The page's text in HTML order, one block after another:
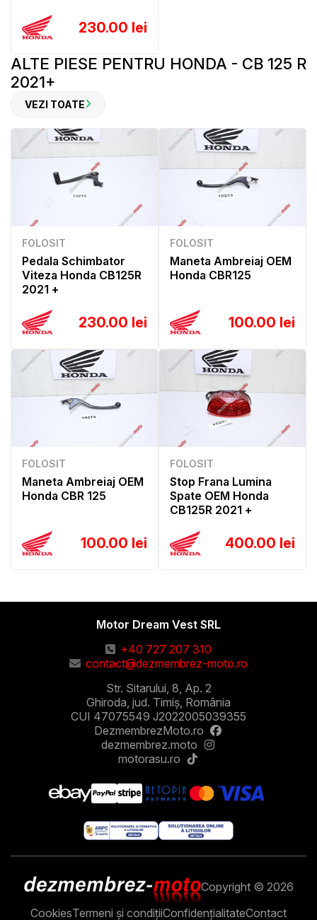
230.00 lei
ALTE PIESE PENTRU HONDA - CB 125 R
2021+
VEZI TOATE
FOLOSIT
Pedala Schimbator
Viteza Honda CB125R
2021 +
230.00 lei
FOLOSIT
Maneta Ambreiaj OEM
Honda CBR125
100.00 lei
FOLOSIT
Maneta Ambreiaj OEM
Honda CBR 125
100.00 lei
FOLOSIT
Stop Frana Lumina
Spate OEM Honda
CB125R 2021 +
400.00 lei
Motor Dream Vest SRL
+40 727 207 310
contact@dezmembrez-moto.ro
Str. Sitarului, 8, Ap. 2
Ghiroda, jud. Timiș, România
CUI 47075549 J2022005039355
DezmembrezMoto.ro
dezmembrez.moto
motorasu.ro
Copyright © 2026
CookiesTermeni și condițiiConfidențialitateContact